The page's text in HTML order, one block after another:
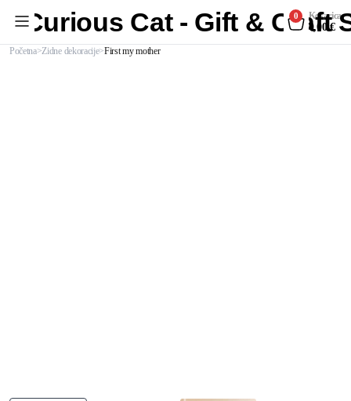
Curious Cat - Gift & Craft
0 Košarica
0,00€
Početna Zidne dekoracije First my mother